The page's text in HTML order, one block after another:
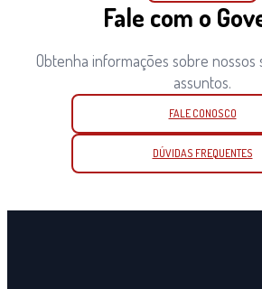
Fale com o
Obtenha informações sobre nossos
assuntos.
FALE CONOSCO
DÚVIDAS FREQUENTES